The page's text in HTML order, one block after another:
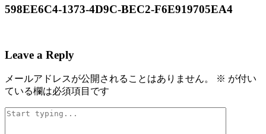
598EE6C4-1373-4D9C-BEC2-F6E919705EA4
Leave a Reply
メールアドレスが公開されることはありません。 ※ が付い
ている欄は必須項目です